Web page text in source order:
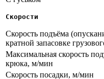
Скорости
Скорость подъёма
кратной запасовке
Максимальная скорость
крюка, м/мин
Скорость посадки, м/мин